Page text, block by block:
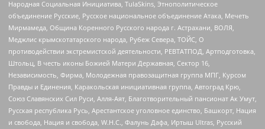
Народная Социальная Инициатива, TulaSkins, Этнополитическое
объединение Русские, Русское национальное объединение Атака, Мечеть
Мирмамеда, Община Коренного Русского народа г. Астрахани, ВОЛЯ,
Меджлис крымскотатарского народа, Рубеж Севера, ТОЙС, О
противодействии экстремистской деятельности, РЕВТАТПОД, Артподготовка,
Штольц, В честь иконы Божией Матери Державная, Сектор 16,
Независимость, Фирма, Молодежная правозащитная группа МПГ, Курсом
Правды и Единения, Каракольская инициативная группа, Автоград Крю,
Союз Славянских Сил Руси, Алля-Аят, Благотворительный пансионат Ак Умут,
Русская республика Русь, Арестантское уголовное единство, Башкорт, Нация
и свобода, Нация и свобода, W.H.С., Фалунь Дафа, Иртыш Ultras, Русский